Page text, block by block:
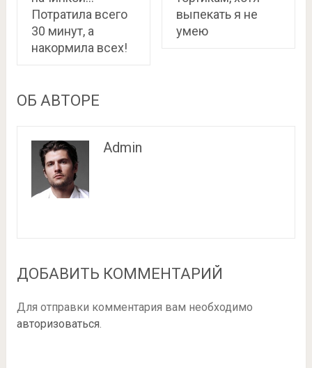
Потратила всего
30 минут, а
накормила всех!
выпекать я не
умею
ОБ АВТОРЕ
Admin
ДОБАВИТЬ КОММЕНТАРИЙ
Для отправки комментария вам необходимо
авторизоваться